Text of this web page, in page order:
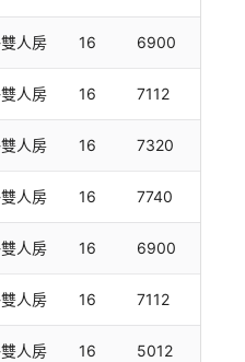
人房 16 6900
人房 16 7112
人房 16 7320
人房 16 7740
人房 16 6900
人房 16 7112
人房 16 5012